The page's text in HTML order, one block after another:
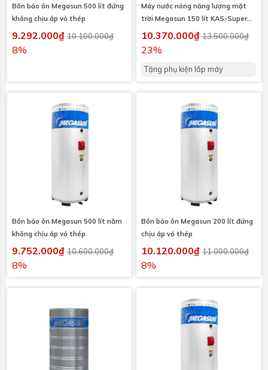
Bồn bảo ôn Megasun 500 lít đứng
không chịu áp vỏ thép
9.292.000₫ 10.100.000₫
8%
Máy nước nóng năng lượng mặt
trời Megasun 150 lít KAS-Super
I316
10.370.000₫ 13.500.000₫
23%
Tặng phụ kiện lắp máy
Bồn bảo ôn Megasun 500 lít nằm
không chịu áp vỏ thép
9.752.000₫ 10.600.000₫
8%
Bồn bảo ôn Megasun 200 lít đứng
chịu áp vỏ thép
10.120.000₫ 11.000.000₫
8%